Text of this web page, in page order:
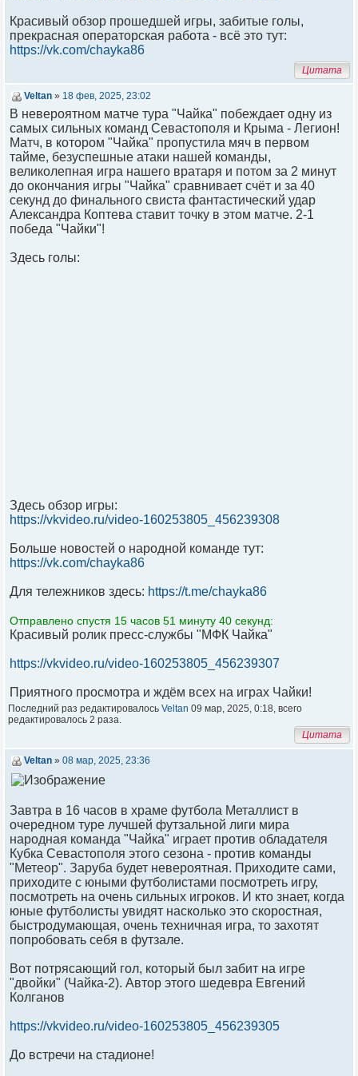
Красивый обзор прошедшей игры, забитые голы,
прекрасная операторская работа - всё это тут:
https://vk.com/chayka86
Цитата
Veltan » 18 фев, 2025, 23:02
В невероятном матче тура "Чайка" побеждает одну из
самых сильных команд Севастополя и Крыма - Легион!
Матч, в котором "Чайка" пропустила мяч в первом
тайме, безуспешные атаки нашей команды,
великолепная игра нашего вратаря и потом за 2 минут
до окончания игры "Чайка" сравнивает счёт и за 40
секунд до финального свиста фантастический удар
Александра Коптева ставит точку в этом матче. 2-1
победа "Чайки"!
Здесь голы:
Здесь обзор игры:
https://vkvideo.ru/video-160253805_456239308
Больше новостей о народной команде тут:
https://vk.com/chayka86
Для тележников здесь: https://t.me/chayka86
Отправлено спустя 15 часов 51 минуту 40 секунд:
Красивый ролик пресс-службы "МФК Чайка"
https://vkvideo.ru/video-160253805_456239307
Приятного просмотра и ждём всех на играх Чайки!
Последний раз редактировалось Veltan 09 мар, 2025, 0:18, всего
редактировалось 2 раза.
Цитата
Veltan » 08 мар, 2025, 23:36
Завтра в 16 часов в храме футбола Металлист в
очередном туре лучшей футзальной лиги мира
народная команда "Чайка" играет против обладателя
Кубка Севастополя этого сезона - против команды
"Метеор". Заруба будет невероятная. Приходите сами,
приходите с юными футболистами посмотреть игру,
посмотреть на очень сильных игроков. И кто знает, когда
юные футболисты увидят насколько это скоростная,
быстродумающая, очень техничная игра, то захотят
попробовать себя в футзале.
Вот потрясающий гол, который был забит на игре
"двойки" (Чайка-2). Автор этого шедевра Евгений
Колганов
https://vkvideo.ru/video-160253805_456239305
До встречи на стадионе!